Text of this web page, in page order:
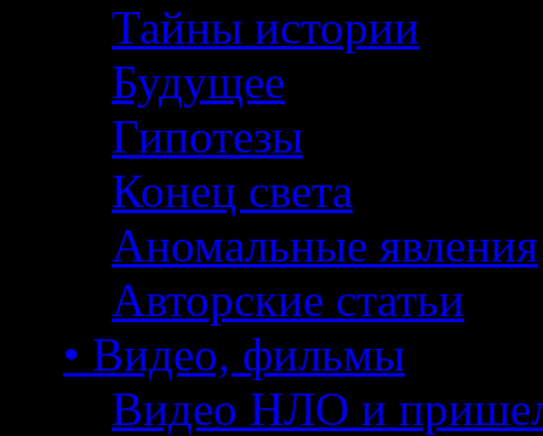
Тайны истории
Будущее
Гипотезы
Конец света
Аномальные явления
Авторские статьи
• Видео, фильмы
Видео НЛО и